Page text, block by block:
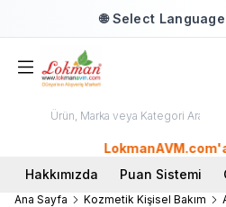
🌐 Select
Hakkımızda
Puan Sistemi
Ana Sayfa Kozmetik Kişisel Bakım